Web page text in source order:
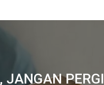
JANGAN PERGI